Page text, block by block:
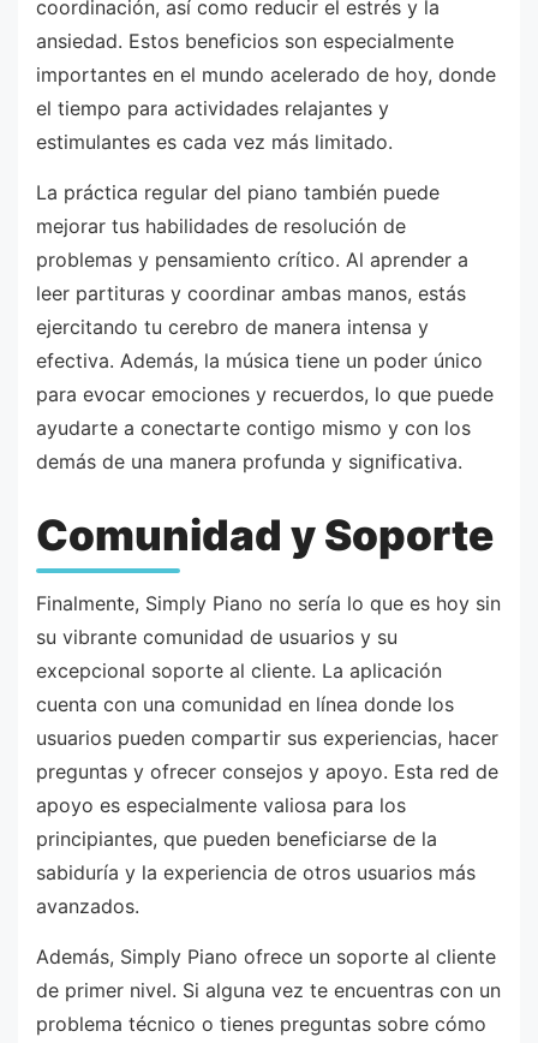
coordinación, así como reducir el estrés y la
ansiedad. Estos beneficios son especialmente
importantes en el mundo acelerado de hoy, donde
el tiempo para actividades relajantes y
estimulantes es cada vez más limitado.
La práctica regular del piano también puede
mejorar tus habilidades de resolución de
problemas y pensamiento crítico. Al aprender a
leer partituras y coordinar ambas manos, estás
ejercitando tu cerebro de manera intensa y
efectiva. Además, la música tiene un poder único
para evocar emociones y recuerdos, lo que puede
ayudarte a conectarte contigo mismo y con los
demás de una manera profunda y significativa.
Comunidad y Soporte
Finalmente, Simply Piano no sería lo que es hoy sin
su vibrante comunidad de usuarios y su
excepcional soporte al cliente. La aplicación
cuenta con una comunidad en línea donde los
usuarios pueden compartir sus experiencias, hacer
preguntas y ofrecer consejos y apoyo. Esta red de
apoyo es especialmente valiosa para los
principiantes, que pueden beneficiarse de la
sabiduría y la experiencia de otros usuarios más
avanzados.
Además, Simply Piano ofrece un soporte al cliente
de primer nivel. Si alguna vez te encuentras con un
problema técnico o tienes preguntas sobre cómo